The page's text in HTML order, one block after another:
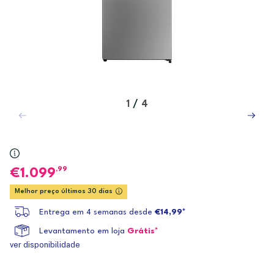
1 / 4
1.099,99
Melhor preço últimos 30 dias
Entrega em 4 semanas desde €14,99*
Levantamento em loja Grátis*
ver disponibilidade